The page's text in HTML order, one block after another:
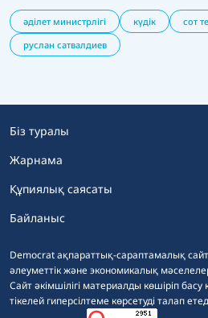
әділет министрлігі күдік
сот
руслан сатвалдиев
Democrat ақпараттық-сараптамалық
әлеуметтік және экономикалық
Сайт әкімшілігі материалды көшіріп
тікелей гиперсілтеме көрсетуді талап
Біз туралы
Жарнама
Құпиялық саясаты
Байланыс